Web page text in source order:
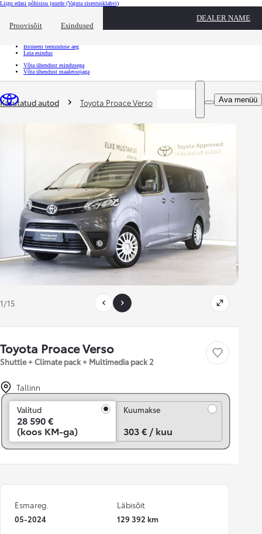
Liigu edasi põhisisu juurde (Vajuta sisestusklahvi)
Proovisõit Esindused
DEALER NAME
Kiirtee Klõpsa kiirtee ülekatte sulgemiseks
Broneeri teeninduse aeg
Leia esindus
Võta ühendust esindusega
Võta ühendust maaletoojaga
Ava menüü
Sina oled siin
Kasutatud autod Toyota Proace Verso
1/15
Toyota Proace Verso
Shuttle + Climate pack + Multimedia pack 2
Salvesta
Tallinn
Valitud
28 590 €
(koos KM-ga)
Kuumakse
303 € / kuu
Esmareg.
05-2024
Läbisõit
129 392 km